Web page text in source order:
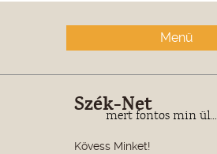
Menü
Szék-Net
mert fontos min ül...
Kövess Minket!